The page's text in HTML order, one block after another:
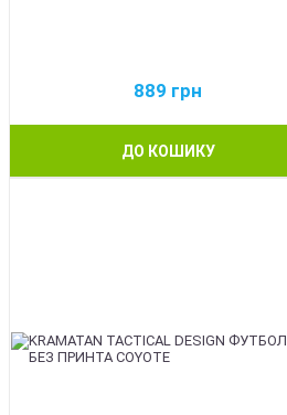
889 грн
ДО КОШИКУ